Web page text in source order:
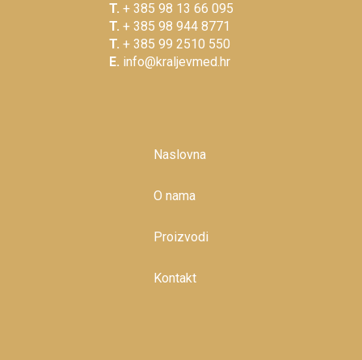
T. + 385 98 13 66 095
T. + 385 98 944 8771
T. + 385 99 2510 550
E. info@kraljevmed.hr
Naslovna
O nama
Proizvodi
Kontakt